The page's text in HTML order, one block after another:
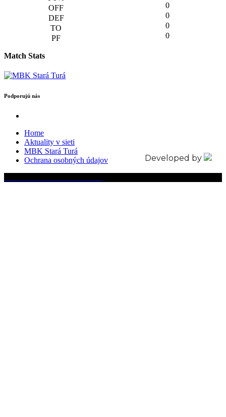
0
0
0
0
Match Stats
Podporujú nás
Home
Aktuality v sieti
MBK Stará Turá
Ochrana osobných údajov
Developed by